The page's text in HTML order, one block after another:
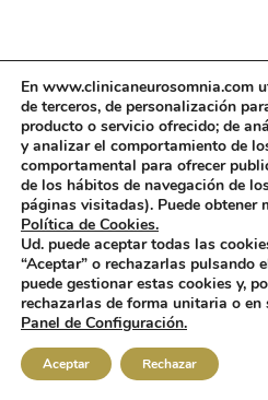
En www.clinicaneurosomnia.com
de terceros, de personalización
producto o servicio ofrecido; de
y analizar el comportamiento de
comportamental para ofrecer
de los hábitos de navegación de
páginas visitadas). Puede obtener
Política de Cookies.
Ud. puede aceptar todas las
“Aceptar” o rechazarlas pulsando
puede gestionar estas cookies y,
rechazarlas de forma unitaria o en
Panel de Configuración.
Aceptar Rechazar